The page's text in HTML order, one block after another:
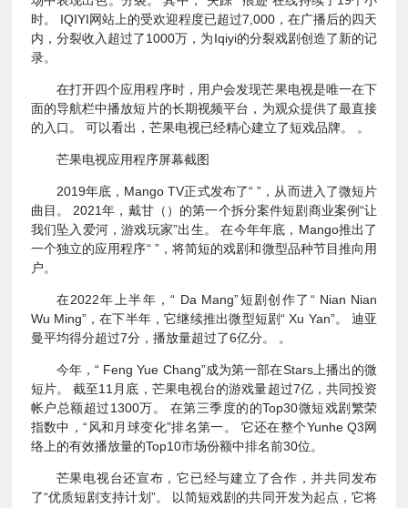
时。 IQIYI网站上的受欢迎程度已超过7,000，在广播后的四天
内，分裂收入超过了1000万，为Iqiyi的分裂戏剧创造了新的记
录。
在打开四个应用程序时，用户会发现芒果电视是唯一在下
面的导航栏中播放短片的长期视频平台，为观众提供了最直接
的入口。 可以看出，芒果电视已经精心建立了短戏品牌。 。
芒果电视应用程序屏幕截图
2019年底，Mango TV正式发布了“ ”，从而进入了微短片
曲目。 2021年，戴甘（）的第一个拆分案件短剧商业案例“让
我们坠入爱河，游戏玩家”出生。 在今年年底，Mango推出了
一个独立的应用程序“ ”，将简短的戏剧和微型品种节目推向用
户。
在2022年上半年，“ Da Mang”短剧创作了“ Nian Nian
Wu Ming”，在下半年，它继续推出微型短剧“ Xu Yan”。 迪亚
曼平均得分超过7分，播放量超过了6亿分。 。
今年，“ Feng Yue Chang”成为第一部在Stars上播出的微
短片。 截至11月底，芒果电视台的游戏量超过7亿，共同投资
帐户总额超过1300万。 在第三季度的的Top30微短戏剧繁荣
指数中，“风和月球变化”排名第一。 它还在整个Yunhe Q3网
络上的有效播放量的Top10市场份额中排名前30位。
芒果电视台还宣布，它已经与建立了合作，并共同发布
了“优质短剧支持计划”。 以简短戏剧的共同开发为起点，它将